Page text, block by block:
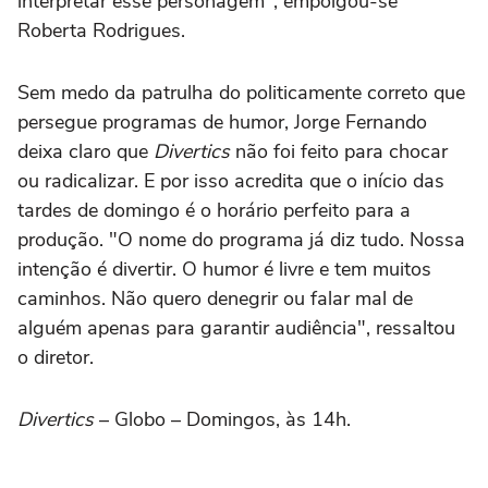
Roberta Rodrigues.
Sem medo da patrulha do politicamente correto que
persegue programas de humor, Jorge Fernando
deixa claro que Diverticsnão foi feito para chocar
ou radicalizar. E por isso acredita que o início das
tardes de domingo é o horário perfeito para a
produção. "O nome do programa já diz tudo. Nossa
intenção é divertir. O humor é livre e tem muitos
caminhos. Não quero denegrir ou falar mal de
alguém apenas para garantir audiência", ressaltou
o diretor.
Divertics– Globo – Domingos, às 14h.